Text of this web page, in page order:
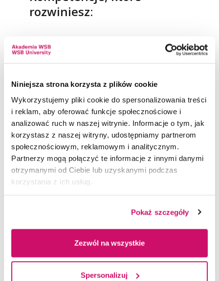
Niniejsza strona korzysta z plików cookie
Wykorzystujemy pliki cookie do spersonalizowania treści
i reklam, aby oferować funkcje społecznościowe i
analizować ruch w naszej witrynie. Informacje o tym, jak
korzystasz z naszej witryny, udostępniamy partnerom
społecznościowym, reklamowym i analitycznym.
Partnerzy mogą połączyć te informacje z innymi danymi
otrzymanymi od Ciebie lub uzyskanymi podczas
korzystania z ich usług.
Pokaż szczegóły
Zezwól na wszystkie
Spersonalizuj
rozwiniesz:
Analiza i modelowanie
Nauczysz się pracować na dużych zbiorach
budować modele wspierające decyzje
Business intelligence i wizualizacja
danych
Opanujesz narzędzia analityczne, takie jak
Excel, Power BI i Python, oraz nauczysz się
prezentować wyniki w sposób czytelny
i użyteczny decyzyjnie.
Zrozumiesz metody predykcyjne oraz
będziesz wykorzystywać dane do
przewidywania trendów i zachowań
Podejmowanie decyzji w oparciu o dane
Nauczysz się przekładać wyniki analiz